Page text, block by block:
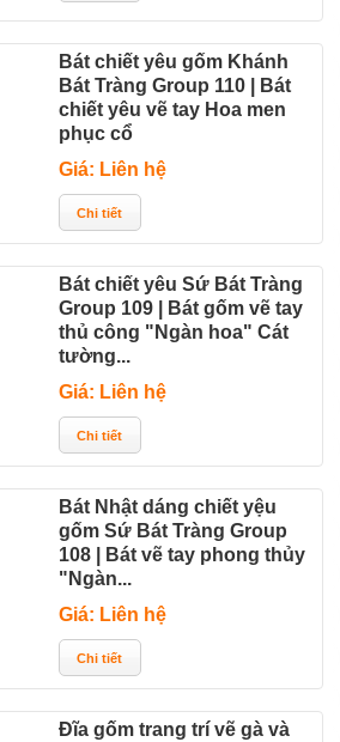
Bát chiết yêu gốm Khánh
Bát Tràng Group 110 | Bát
chiết yêu vẽ tay Hoa men
phục cổ
Giá: Liên hệ
Bát chiết yêu Sứ Bát Tràng
Group 109 | Bát gốm vẽ tay
thủ công "Ngàn hoa" Cát
tường...
Giá: Liên hệ
Bát Nhật dáng chiết yệu
gốm Sứ Bát Tràng Group
108 | Bát vẽ tay phong thủy
"Ngàn...
Giá: Liên hệ
Đĩa gốm trang trí vẽ gà và